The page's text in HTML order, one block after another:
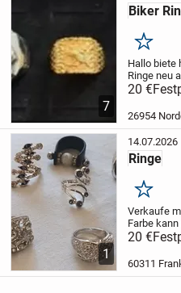
7
Biker
Merken
Hallo biete
Ringe neu
Alle in der
mit
20 €
26954
1
14.07.2026
Ringe
Merken
Verkaufe
Farbe
werden
Interesse
20 €
60311